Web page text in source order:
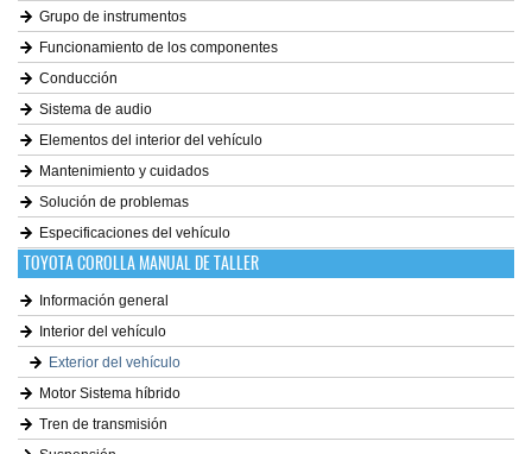
Grupo de instrumentos
Funcionamiento de los componentes
Conducción
Sistema de audio
Elementos del interior del vehículo
Mantenimiento y cuidados
Solución de problemas
Especificaciones del vehículo
TOYOTA COROLLA MANUAL DE TALLER
Información general
Interior del vehículo
Exterior del vehículo
Motor Sistema híbrido
Tren de transmisión